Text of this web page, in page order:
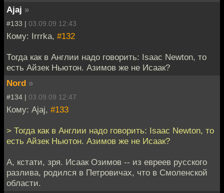
Ajaj »
#133 | 03.09.09 12:43
Кому: Irrrka, #132
Тогда как в Англии надо говорить: Isaac Newton, то
есть Айзек Ньютон. Азимов же не Исаак?
Nord »
#134 | 03.09.09 12:47
Кому: Ajaj, #133
> Тогда как в Англии надо говорить: Isaac Newton, то
есть Айзек Ньютон. Азимов же не Исаак?
А, кстати, зря. Исаак Озимов -- из евреев русского
разлива, родился в Петровичах, что в Смоленской
области.